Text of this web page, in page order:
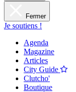
Fermer
Je soutiens !
Agenda
Magazine
Articles
City Guide
Clutcho'
Boutique